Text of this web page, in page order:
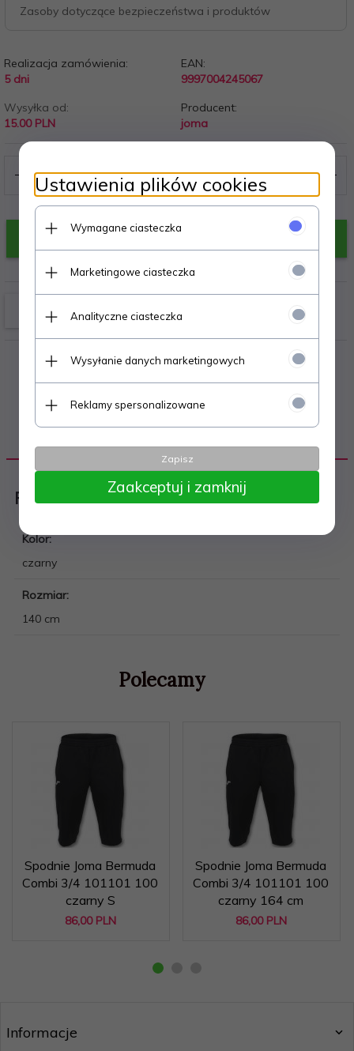
Zasoby dotyczące bezpieczeństwa i produktów
Realizacja zamówienia:
5 dni
EAN:
9997004245067
Wysyłka od:
15.00 PLN
Producent:
joma
Piłka nożna
Kolor:
czarny
Rozmiar:
140 cm
Polecamy
Spodnie Joma Bermuda
Combi 3/4 101101 100
czarny S
86,00 PLN
Spodnie Joma Bermuda
Combi 3/4 101101 100
czarny 164 cm
86,00 PLN
Informacje
Ustawienia plików cookies
Wymagane ciasteczka
Marketingowe ciasteczka
Analityczne ciasteczka
Wysyłanie danych marketingowych
Reklamy spersonalizowane
Zapisz
Zaakceptuj i zamknij